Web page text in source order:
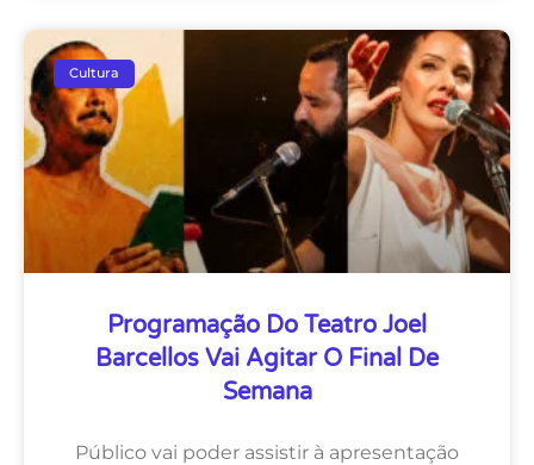
Cultura
Programação Do Teatro Joel
Barcellos Vai Agitar O Final De
Semana
Público vai poder assistir à apresentação